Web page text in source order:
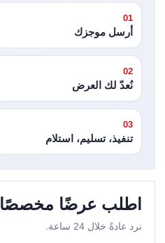
01
أرسل موجزك
02
نُعدّ لك العرض
03
تنفيذ، تسليم، استلام
اطلب عرضًا مخصصًا
نرد عادةً خلال 24 ساعة.